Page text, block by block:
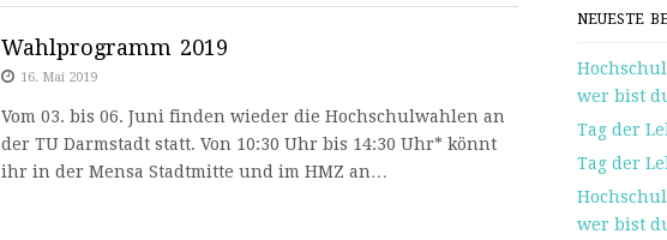
Wahlprogramm 2019
16. Mai 2019
Vom 03. bis 06. Juni finden wieder die Hochschulwahlen an
der TU Darmstadt statt. Von 10:30 Uhr bis 14:30 Uhr* könnt
ihr in der Mensa Stadtmitte und im HMZ an…
NEUESTE
wer bist
Tag der
Tag der
wer bist